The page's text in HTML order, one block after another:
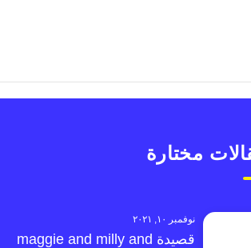
مختارة
نوفمبر ١٠, ٢٠٢١
قصيدة maggie and milly and